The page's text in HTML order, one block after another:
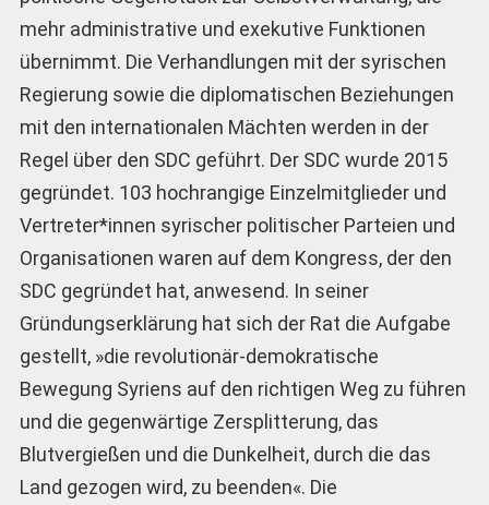
mehr administrative und exekutive Funktionen
übernimmt. Die Verhandlungen mit der syrischen
Regierung sowie die diplomatischen Beziehungen
mit den internationalen Mächten werden in der
Regel über den SDC geführt. Der SDC wurde 2015
gegründet. 103 hochrangige Einzelmitglieder und
Vertreter*innen syrischer politischer Parteien und
Organisationen waren auf dem Kongress, der den
SDC gegründet hat, anwesend. In seiner
Gründungserklärung hat sich der Rat die Aufgabe
gestellt, »die revolutionär-demokratische
Bewegung Syriens auf den richtigen Weg zu führen
und die gegenwärtige Zersplitterung, das
Blutvergießen und die Dunkelheit, durch die das
Land gezogen wird, zu beenden«. Die